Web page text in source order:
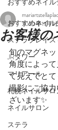
おすすめネイ
ステラプレイス
JRタワー
マリアール
札幌ネイルサロ
ネイルサロン
ステラ
おすすめネイ
お客様
2020年11月3
旬のマグネ
角度によっ
て見えてと
撮影にご協
ざいます✨